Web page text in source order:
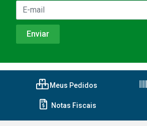
Meus Pedidos
Notas Fiscais